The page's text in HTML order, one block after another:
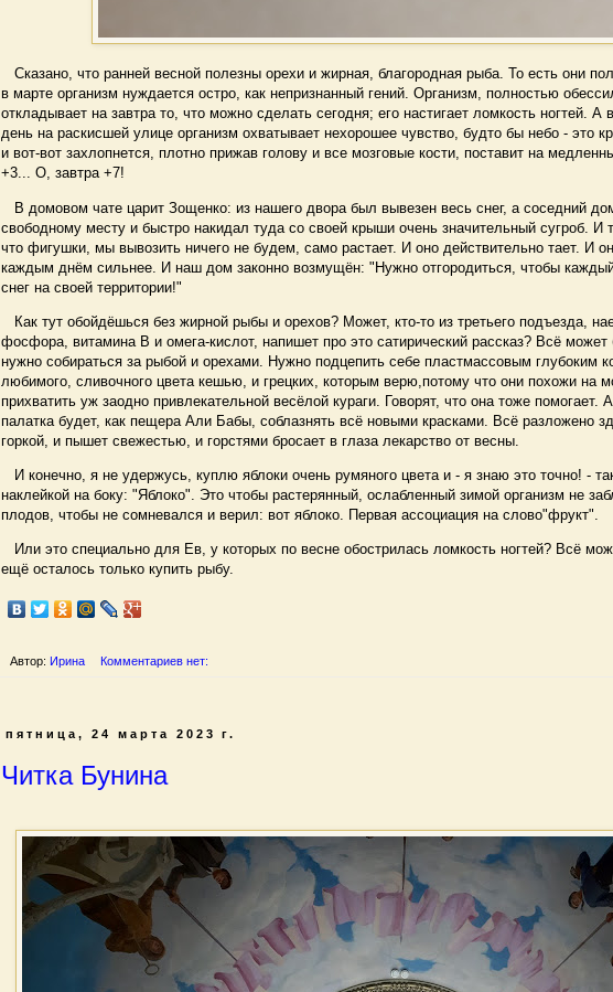
Сказано, что ранней весной полезны орехи и жирная, благородная рыба. То есть они
в марте организм нуждается остро, как непризнанный гений. Организм, полностью
откладывает на завтра то, что можно сделать сегодня; его настигает ломкость ногтей. А
день на раскисшей улице организм охватывает нехорошее чувство, будто бы небо - это
и вот-вот захлопнется, плотно прижав голову и все мозговые кости, поставит на
+3... О, завтра +7!
В домовом чате царит Зощенко: из нашего двора был вывезен весь снег, а соседний
свободному месту и быстро накидал туда со своей крыши очень значительный сугроб. И
что фигушки, мы вывозить ничего не будем, само растает. И оно действительно тает. И
каждым днём сильнее. И наш дом законно возмущён: "Нужно отгородиться, чтобы
снег на своей территории!"
Как тут обойдёшься без жирной рыбы и орехов? Может, кто-то из третьего подъезда,
фосфора, витамина В и омега-кислот, напишет про это сатирический рассказ? Всё
нужно собираться за рыбой и орехами. Нужно подцепить себе пластмассовым глубоким
любимого, сливочного цвета кешью, и грецких, которым верю,потому что они похожи на
прихватить уж заодно привлекательной весёлой кураги. Говорят, что она тоже помогает.
палатка будет, как пещера Али Бабы, соблазнять всё новыми красками. Всё разложено
горкой, и пышет свежестью, и горстями бросает в глаза лекарство от весны.
И конечно, я не удержусь, куплю яблоки очень румяного цвета и - я знаю это точно! -
наклейкой на боку: "Яблоко". Это чтобы растерянный, ослабленный зимой организм не
плодов, чтобы не сомневался и верил: вот яблоко. Первая ассоциация на слово"фрукт".
Или это специально для Ев, у которых по весне обострилась ломкость ногтей? Всё
ещё осталось только купить рыбу.
Автор: Ирина Комментариев нет:
пятница, 24 марта 2023 г.
Читка Бунина